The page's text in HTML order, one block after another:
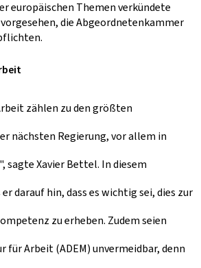
europäischen Themen verkündete
die Abgeordnetenkammer
zählen zu den größten
nächsten Regierung, vor allem in
sagte Xavier Bettel. In diesem
darauf hin, dass es wichtig sei, dies zur
zu erheben. Zudem seien
für Arbeit (ADEM) unvermeidbar, denn